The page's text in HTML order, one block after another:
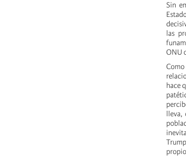
Sin
las
ONU
hace
lleva,